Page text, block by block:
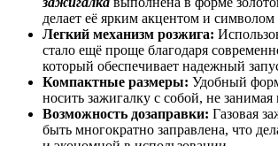
делает её ярким акцентом и символом
Легкий механизм розжига:
стало ещё проще благодаря
который обеспечивает надежный
Компактные размеры: Удобный
носить зажигалку с собой, не занимая
Возможность дозаправки: Газовая
быть многократно заправлена, что